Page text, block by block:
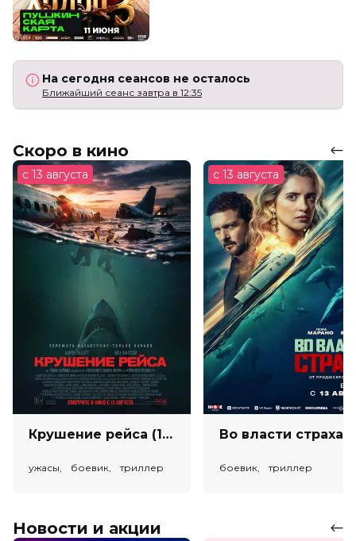
На сегодня сеансов не осталось
Ближайший сеанс завтра в 12:35
Скоро в кино
с 13 августа
Крушение рейса (18+)
ужасы, боевик, триллер
с 13 августа
боевик, триллер
Новости и акции